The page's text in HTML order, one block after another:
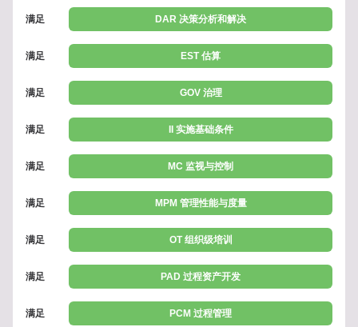
满足 DAR 决策分析和解决
满足 EST 估算
满足 GOV 治理
满足 II 实施基础条件
满足 MC 监视与控制
满足 MPM 管理性能与度量
满足 OT 组织级培训
满足 PAD 过程资产开发
满足 PCM 过程管理